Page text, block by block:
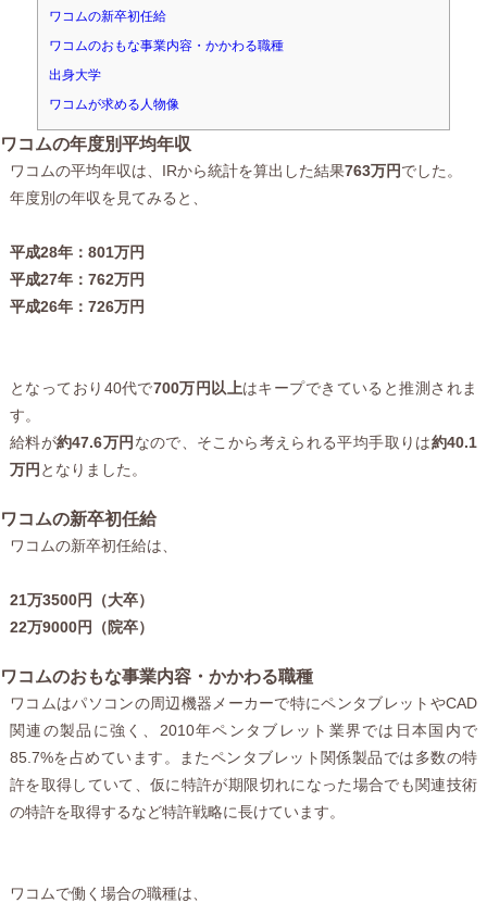
ワコムの新卒初任給
ワコムのおもな事業内容・かかわる職種
出身大学
ワコムが求める人物像
ワコムの年度別平均年収
ワコムの平均年収は、IRから統計を算出した結果763万円でした。
年度別の年収を見てみると、
平成28年：801万円
平成27年：762万円
平成26年：726万円
となっており40代で700万円以上はキープできていると推測されま
す。
給料が約47.6万円 なので、そこから考えられる平均手取りは約40.1
万円 となりました。
ワコムの新卒初任給
ワコムの新卒初任給は、
21万3500円（大卒）
22万9000円（院卒）
ワコムのおもな事業内容・かかわる職種
ワコムはパソコンの周辺機器メーカーで特にペンタブレットやCAD
関連の製品に強く、2010年ペンタブレット業界では日本国内で
85.7%を占めています。またペンタブレット関係製品では多数の特
許を取得していて、仮に特許が期限切れになった場合でも関連技術
の特許を取得するなど特許戦略に長けています。
ワコムで働く場合の職種は、